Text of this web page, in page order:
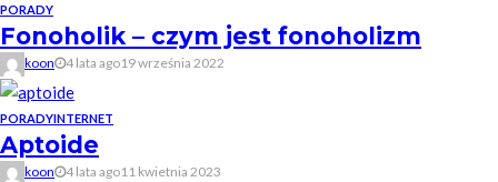
PORADY
Fonoholik – czym jest fonoholizm
koon 4 lata ago19 września 2022
PORADYINTERNET
Aptoide
koon 4 lata ago11 kwietnia 2023